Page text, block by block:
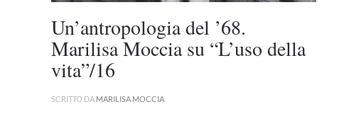
Un’antropologia del ’68.
Marilisa Moccia su “L’uso della
vita”/16
SCRITTO DA MARILISA MOCCIA